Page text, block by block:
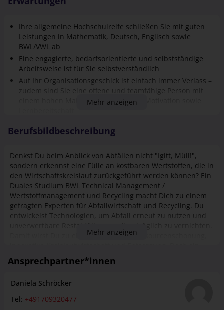
Ihre allgemeine Hochschulreife schließen Sie mit guten
Leistungen in Mathematik, Deutsch, Englisch sowie
BWL/VWL ab
Eine engagierte, bedarfsorientierte und selbstständige
Arbeitsweise ist für Sie selbstverständlich
Auf Ihr Organisationsgeschick ist einfach immer Verlass –
zudem sind Sie eine offene und teamfähige Person mit
einem hohen Maß an Verlässlichkeit, Motivation sowie
technische Abläufe
technischen Bereich konnten Sie bereits erste
Praxiserfahrung sammeln
Mehr anzeigen
Berufsbildbeschreibung
Denkst Du beim Anblick von Abfällen nicht "Igitt, Müll!",
sondern erkennst eine Fülle an kostbaren Wertstoffen, die in
den Wirtschaftskreislauf zurückgeführt werden können? Ein
Duales Studium BWL Technical Management /
Wertstoffmanagement und Recycling macht Dich zu einem
gefragten Experten für Abfallwirtschaft und Recycling. Du
entwickelst Technologien, um Abfall erneut zu nutzen und
Damit wirst Du zu einem Helden für Ressourcenschonung,
Duales Studium BWL Technical Management /
Wertstoffmanagement und Recycling ist nicht nur auf
Betriebswirtschaftslehre spielt eine wichtige Rolle, damit Du
neben den ökologischen auch die ökonomischen Aspekte
Mehr anzeigen
Ansprechpartner*innen
Daniela Schröcker
Tel: +491709320477